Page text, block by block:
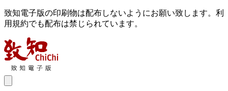
致知電子版の印刷物は配布しないようにお願い致します。利
用規約でも配布は禁じられています。